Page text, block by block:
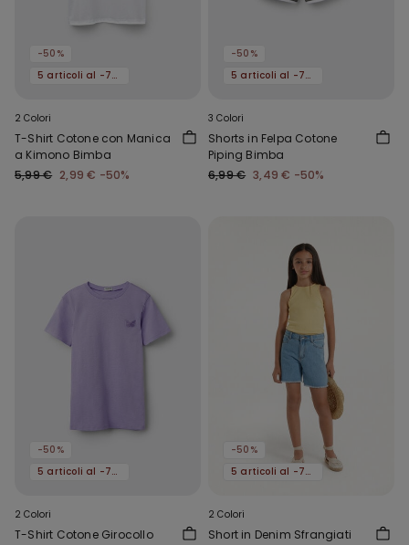
-50%
5 articoli al -70%
2 Colori
T-Shirt Cotone con Manica
a Kimono Bimba
5,99 € 2,99 € -50%
-50%
5 articoli al -70%
3 Colori
Shorts in Felpa Cotone
Piping Bimba
6,99 € 3,49 € -50%
-50%
5 articoli al -70%
2 Colori
T-Shirt Cotone Girocollo
-50%
5 articoli al -70%
2 Colori
Short in Denim Sfrangiati